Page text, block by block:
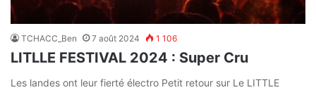
TCHACC_Ben 7 août 2024 1 106
LITLLE FESTIVAL 2024 : Super Cru
Les landes ont leur fierté électro Petit retour sur Le LITTLE